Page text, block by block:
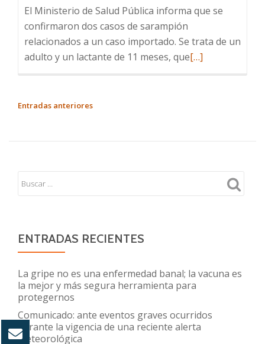
El Ministerio de Salud Pública informa que se
confirmaron dos casos de sarampión
relacionados a un caso importado. Se trata de un
adulto y un lactante de 11 meses, queLeer
[…]
NAVEGACIÓN
Entradas anteriores
ENTRADAS RECIENTES
La gripe no es una enfermedad banal; la vacuna es
la mejor y más segura herramienta para
protegernos
Comunicado: ante eventos graves ocurridos
durante la vigencia de una reciente alerta
meteorológica